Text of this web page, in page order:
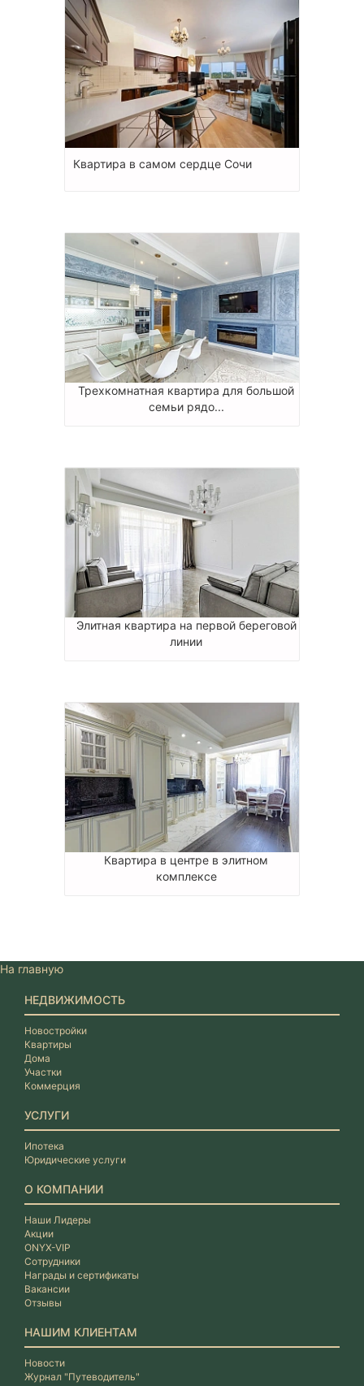
Квартира в самом сердце Сочи
Трехкомнатная квартира для большой
семьи рядо...
Элитная квартира на первой береговой
линии
Квартира в центре в элитном
комплексе
На главную
НЕДВИЖИМОСТЬ
Новостройки
Квартиры
Дома
Участки
Коммерция
УСЛУГИ
Ипотека
Юридические услуги
О КОМПАНИИ
Наши Лидеры
Акции
ONYX-VIP
Сотрудники
Награды и сертификаты
Вакансии
Отзывы
НАШИМ КЛИЕНТАМ
Новости
Журнал "Путеводитель"